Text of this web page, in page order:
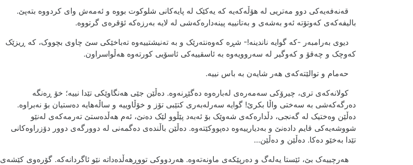
قەنەفەیەکی دوو مەتریی لە ھۆڵەکەیە کە یەکێک لە پایەکانی شلوکوت بووە و ئەمەش وای کردووە بتەپێ.
بالیفەکەی کەوتۆتە ئەو بەشەی و بەتانییە پینەدارەکەشی لە لایە بەرزەکە ئۆقرەی گرتووە.
دیوی بەرامبەر -کە گوایە ناندينە!- شڕە کەوەنتەرێک و بە تەنیشتییەوە تەباخێکی سێ چاوی بچووک، کە ڕیزێک
کەوچک و چەقۆ و کەوگیر لە سەروویەوە بە ئاسقییەکی ئاسۆیی کورتەوە هەڵواسراون.
حەمام و توالێتەکەی هەر شایەن بە باس نییە.
کولانەکەی تری، چیرۆکی سەمەرەی لەبارەوە دەگێڕنەوە. دەڵێن جێی ھەنگاوێکی تێدا نییە؛ خۆ ڕەنگە
دەرگەکەشی بە سەختی واڵا بکرێ! گوایە سەرلەبەری کتێبی تۆز و خۆڵاوییە و ساڵەھایە دەستیان بۆ نەبراوە.
دەڵێن وەختیک لە گەنجی، دڵدارەکەی شەوێک بۆ ئەبەد پێڵوو لێک دەنێ، ئەم ھەڵدەستێ تەرمەکەی لەنێو
شووشەیەکی قایم دادەنێ و بەدیارییەوە دەپووکێتەوە. دەڵێن باڵندەی دەگمەنی لە دوورگەی دوور دۆزراوەکانی
تێدا بەخێو دەکا. دەڵێن و دەڵێن…
ھەرچییەک بێ، ئێستا یەلەگ و دەرپێکەی ماونەتەوە. ھەردووکی تووڕھەڵدەداتە نێو ئاگردانەکە. گۆرەوی کێشەی